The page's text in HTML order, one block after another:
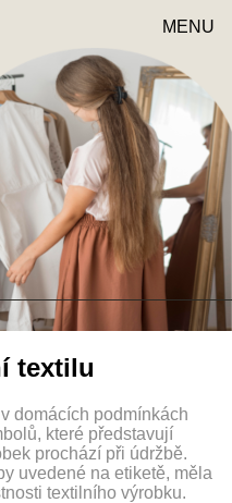
MENU
textilu
domácích podmínkách
které představují
prochází při údržbě.
uvedené na etiketě, měla
textilního výrobku.